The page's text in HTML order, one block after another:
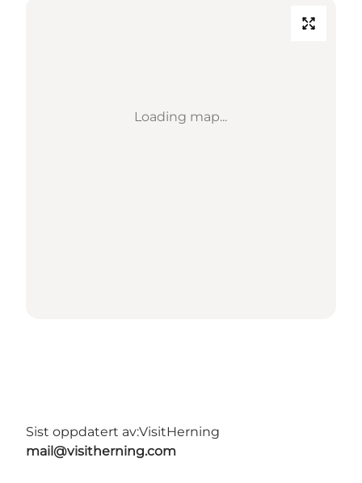
Loading map...
Sist oppdatert av:VisitHerning
mail@visitherning.com